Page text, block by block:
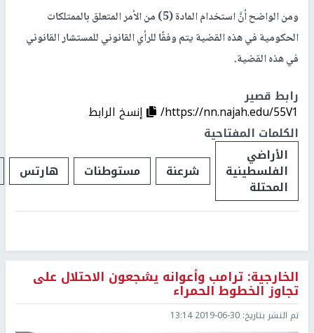
ومن الواضح أنَّ استخدام المادة (5) من الأمر المتعلق بالممتلكات
الحكومية في هذه القضية يتم وفقًا للرأي القانوني للمستشار القانوني
في هذه القضية.
رابط قصير
https://nn.najah.edu/55V1/
إنسخ الرابط
الكلمات المفتاحية
الأراضي
الفلسطينية
المحتلة
شرعنة مستوطنات هارتس
الخارجية: ترامب وأعوانه يشجعون الاحتلال على
تجاوز الخطوط الحمراء
تم النشر بتاريخ: 2019-06-30 13:14